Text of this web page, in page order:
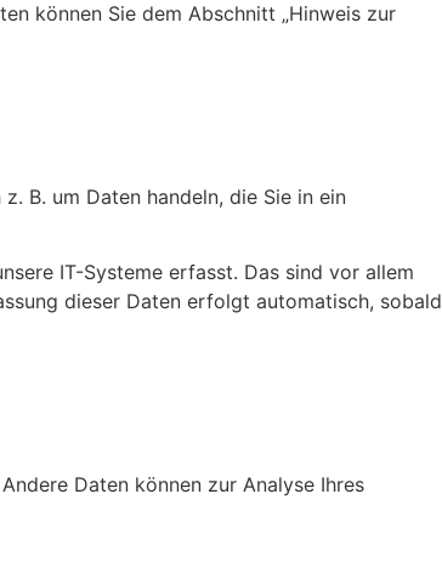
können Sie dem Abschnitt „Hinweis zur
B. um Daten handeln, die Sie in ein
IT-Systeme erfasst. Das sind vor allem
dieser Daten erfolgt automatisch, sobald
Daten können zur Analyse Ihres